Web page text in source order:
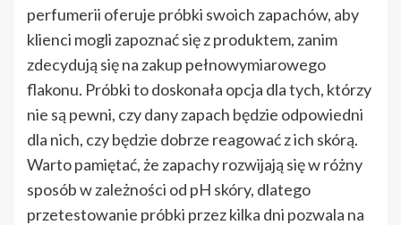
perfumerii oferuje próbki swoich zapachów, aby
klienci mogli zapoznać się z produktem, zanim
zdecydują się na zakup pełnowymiarowego
flakonu. Próbki to doskonała opcja dla tych, którzy
nie są pewni, czy dany zapach będzie odpowiedni
dla nich, czy będzie dobrze reagować z ich skórą.
Warto pamiętać, że zapachy rozwijają się w różny
sposób w zależności od pH skóry, dlatego
przetestowanie próbki przez kilka dni pozwala na